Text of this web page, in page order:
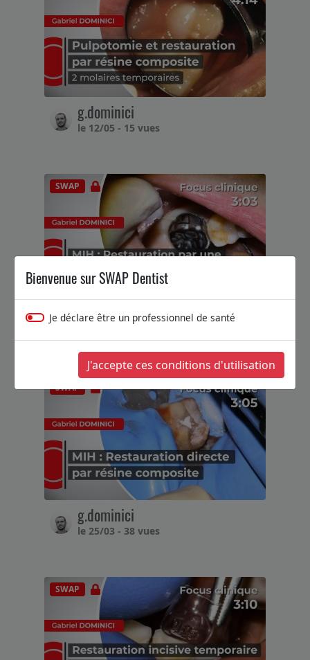
g.dominici
le 12/05 - 15 vues
SWAP
g.dominici
SWAP
g.dominici
le 25/03 - 38 vues
SWAP
Bienvenue sur SWAP Dentist
Je déclare être un professionnel de santé
J'accepte ces conditions d'utilisation